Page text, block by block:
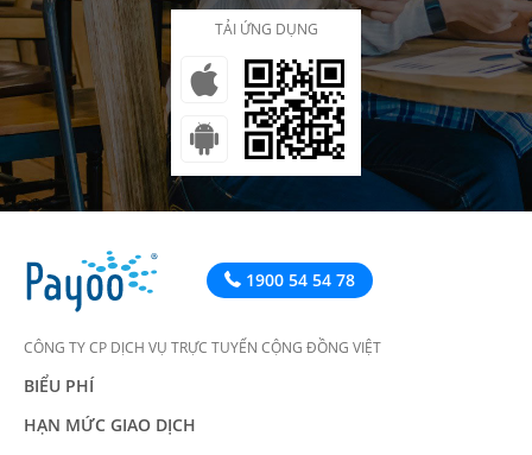
TẢI ỨNG DỤNG
1900 54 54 78
CÔNG TY CP DỊCH VỤ TRỰC TUYẾN CỘNG ĐỒNG VIỆT
BIỂU PHÍ
HẠN MỨC GIAO DỊCH